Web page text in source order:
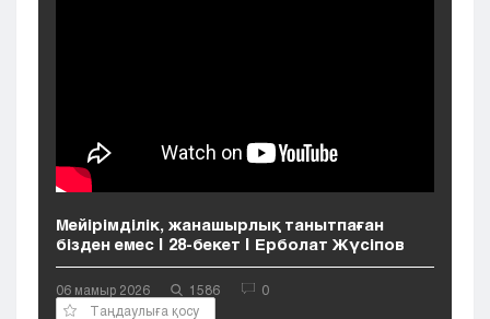
Шымкент
Мейірімділік, жанашырлық танытпаған
бізден емес | 28-бекет | Ерболат Жүсіпов
06 мамыр 2026 1586
0
Таңдаулыға қосу